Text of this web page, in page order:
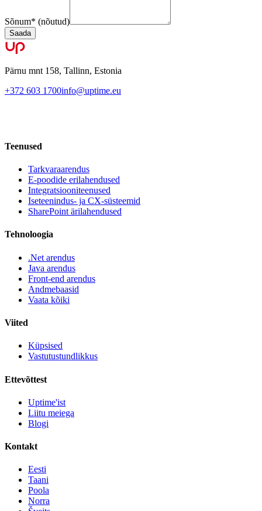
Sõnum* (nõutud)
Saada
Pärnu mnt 158, Tallinn, Estonia
+372 603 1700info@uptime.eu
Teenused
Tarkvaraarendus
E-poodide erilahendused
Integratsiooniteenused
Iseteenindus- ja CX-süsteemid
SharePoint ärilahendused
Tehnoloogia
.Net arendus
Java arendus
Front-end arendus
Andmebaasid
Vaata kõiki
Viited
Küpsised
Vastutustundlikkus
Ettevõttest
Uptime'ist
Liitu meiega
Blogi
Kontakt
Eesti
Taani
Poola
Norra